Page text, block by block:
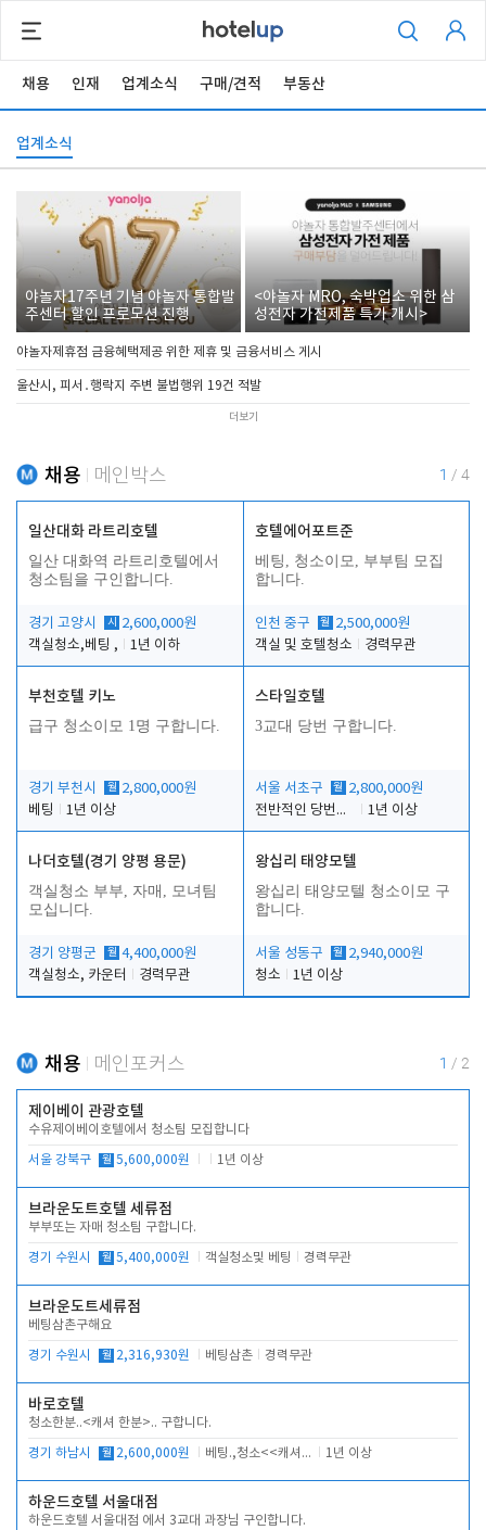
채용 인재 업계소식 구매/견적 부동산
업계소식
야놀자17주년 기념 야놀자 통합발
주센터 할인 프로모션 진행
<야놀자 MRO, 숙박업소 위한 삼
성전자 가전제품 특가 개시>
야놀자제휴점 금융혜택제공 위한 제휴 및 금융서비스 게시
울산시, 피서․행락지 주변 불법행위 19건 적발
더보기
채용 메인박스 1 / 4
일산대화 라트리호텔
일산 대화역 라트리호텔에서
청소팀을 구인합니다.
경기 고양시 시
2,600,000원
객실청소,베팅 ,
1년 이하
호텔에어포트준
베팅, 청소이모, 부부팀 모집
합니다.
인천 중구 월 2,500,000원
객실 및 호텔청소
경력무관
부천호텔 키노
급구 청소이모 1명 구합니다.
경기 부천시 월 2,800,000원
베팅
1년 이상
스타일호텔
3교대 당번 구합니다.
서울 서초구 월 2,800,000원
전반적인 당번업무
1년 이상
나더호텔(경기 양평 용문)
객실청소 부부, 자매, 모녀팀
모십니다.
경기 양평군 월 4,400,000원
객실청소, 카운터
경력무관
왕십리 태양모텔
왕십리 태양모텔 청소이모 구
합니다.
서울 성동구 월 2,940,000원
청소
1년 이상
채용 메인포커스 1 / 2
제이베이 관광호텔
수유제이베이호텔에서 청소팀 모집합니다
서울 강북구 월 5,600,000원 1년 이상
브라운도트호텔 세류점
부부또는 자매 청소팀 구합니다.
경기 수원시 월 5,400,000원 객실청소및 베팅 경력무관
브라운도트세류점
베팅삼촌구해요
경기 수원시 월 2,316,930원 베팅삼촌 경력무관
바로호텔
청소한분..<캐셔 한분>.. 구합니다.
경기 하남시 월 2,600,000원 베팅.,청소<<캐셔 모셔봅니다. 1년 이상
하운드호텔 서울대점
하운드호텔 서울대점 에서 3교대 과장님 구인합니다.